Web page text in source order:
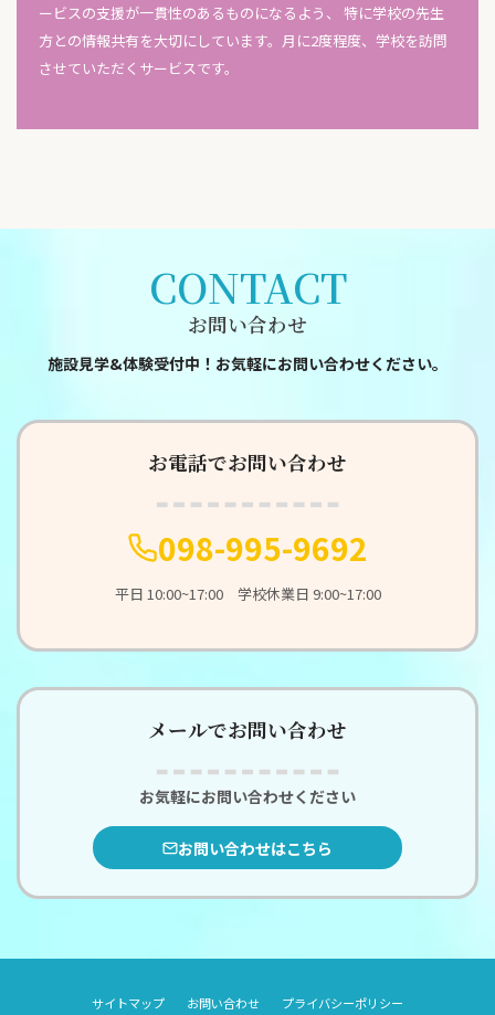
ービスの支援が一貫性のあるものになるよう、 特に学校の先生
方との情報共有を大切にしています。月に2度程度、学校を訪問
させていただくサービスです。
CONTACT
お問い合わせ
施設見学&体験受付中！お気軽にお問い合わせください。
お電話でお問い合わせ
098-995-9692
平日 10:00~17:00 学校休業日 9:00~17:00
メールでお問い合わせ
お気軽にお問い合わせください
お問い合わせはこちら
サイトマップ お問い合わせ プライバシーポリシー